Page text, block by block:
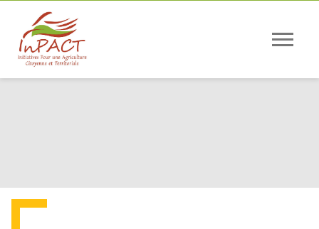
Panneau de gestion des cookies